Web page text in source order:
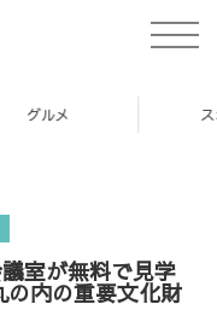
toggle
室が無料で見学
の内の重要文化財